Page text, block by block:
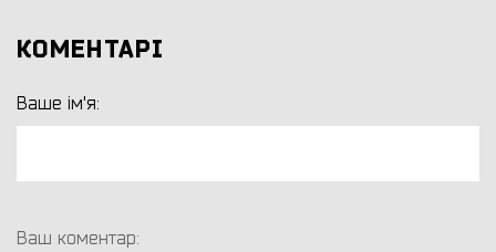
КОМЕНТАРІ
Ваше ім'я:
Ваш коментар: